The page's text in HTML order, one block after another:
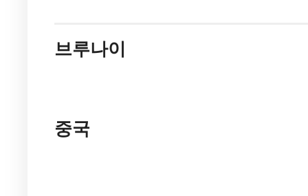
브루나이
중국